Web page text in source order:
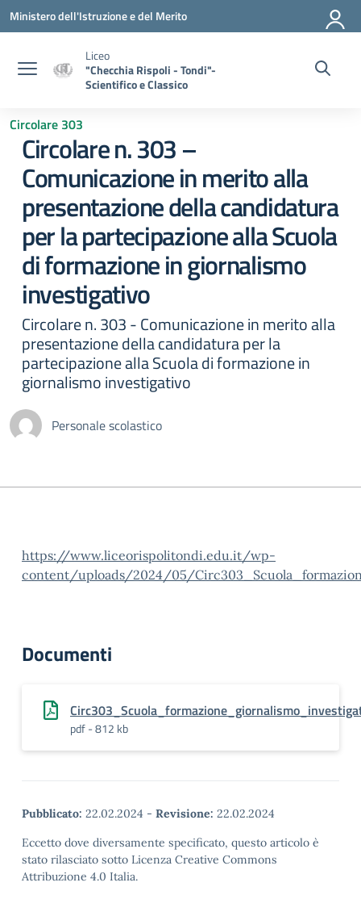
Vai ai contenuti
Vai al menu di navigazione
Vai al footer
Ministero dell'Istruzione e del Merito
Liceo
"Checchia Rispoli - Tondi"-
Scientifico e Classico
Circolare 303
Circolare n. 303 –
Comunicazione in merito alla
presentazione della candidatura
per la partecipazione alla Scuola
di formazione in giornalismo
investigativo
Circolare n. 303 - Comunicazione in merito alla
presentazione della candidatura per la
partecipazione alla Scuola di formazione in
giornalismo investigativo
Personale scolastico
https://www.liceorispolitondi.edu.it/wp-
content/uploads/2024/05/
Documenti
pdf - 812 kb
Pubblicato: 22.02.2024 - Revisione: 22.02.2024
Eccetto dove diversamente specificato, questo articolo è
stato rilasciato sotto Licenza Creative Commons
Attribuzione 4.0 Italia.